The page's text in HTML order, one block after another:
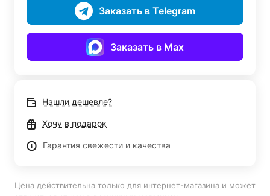
Заказать в Telegram
Заказать в Max
Нашли дешевле?
Хочу в подарок
Гарантия свежести и качества
Цена действительна только для интернет-магазина и может